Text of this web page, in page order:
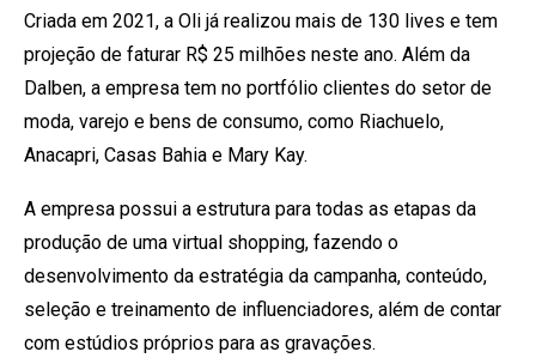
Criada em 2021, a Oli já realizou mais de 130 lives e tem
projeção de faturar R$ 25 milhões neste ano. Além da
Dalben, a empresa tem no portfólio clientes do setor de
moda, varejo e bens de consumo, como Riachuelo,
Anacapri, Casas Bahia e Mary Kay.
A empresa possui a estrutura para todas as etapas da
produção de uma virtual shopping, fazendo o
desenvolvimento da estratégia da campanha, conteúdo,
seleção e treinamento de influenciadores, além de contar
com estúdios próprios para as gravações.